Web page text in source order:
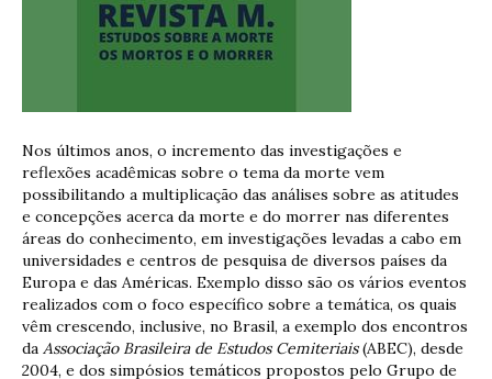
Nos últimos anos, o incremento das investigações e
reflexões acadêmicas sobre o tema da morte vem
possibilitando a multiplicação das análises sobre as atitudes
e concepções acerca da morte e do morrer nas diferentes
áreas do conhecimento, em investigações levadas a cabo em
universidades e centros de pesquisa de diversos países da
Europa e das Américas. Exemplo disso são os vários eventos
realizados com o foco específico sobre a temática, os quais
vêm crescendo, inclusive, no Brasil, a exemplo dos encontros
da Associação Brasileira de Estudos Cemiteriais(ABEC), desde
2004, e dos simpósios temáticos propostos pelo Grupo de